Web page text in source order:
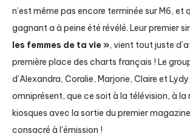
n’est même pas encore terminée sur M6, et
gagnant a à peine été révélé. Leur premier
les femmes de ta vie », vient tout juste
première place des charts français ! Le
d’Alexandra, Coralie, Marjorie, Claire et
omniprésent, que ce soit à la télévision, à la
kiosques avec la sortie du premier
consacré à l’émission !